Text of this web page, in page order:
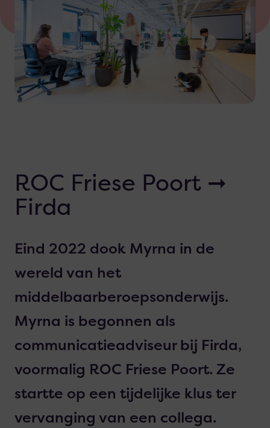
ROC Friese Poort ➞
Firda
Eind 2022 dook Myrna in de
wereld van het
middelbaarberoepsonderwijs.
Myrna is begonnen als
communicatieadviseur bij Firda,
voormalig ROC Friese Poort. Ze
startte op een tijdelijke klus ter
vervanging van een collega.